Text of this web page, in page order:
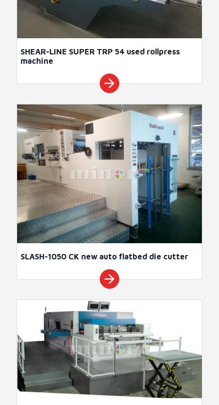
SHEAR-LINE SUPER TRP 54 used rollpress
machine
arrow_forward
SLASH-1050 CK new auto flatbed die cutter
arrow_forward